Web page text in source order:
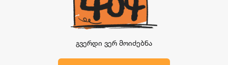
გვერდი ვერ მოიძებნა